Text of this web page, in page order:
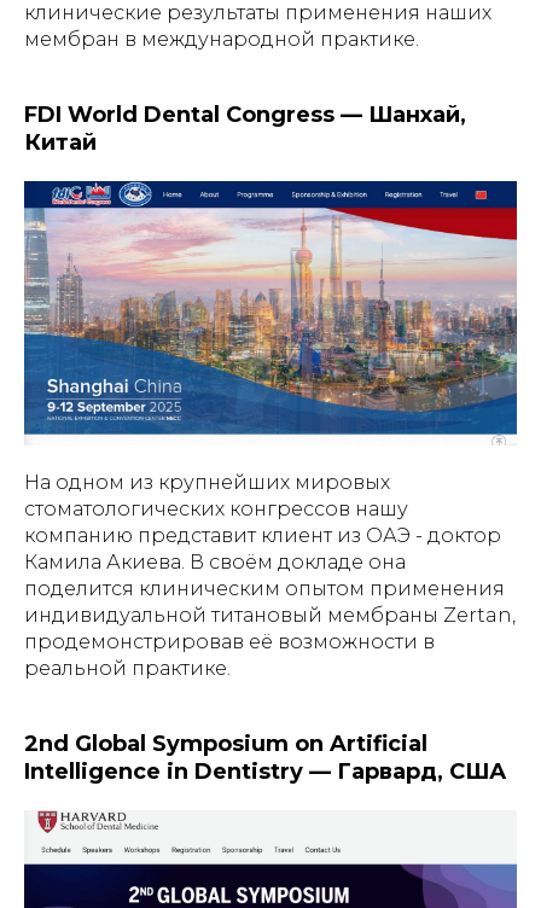
клинические результаты применения наших
мембран в международной практике.
FDI World Dental Congress — Шанхай,
Китай
На одном из крупнейших мировых
стоматологических конгрессов нашу
компанию представит клиент из ОАЭ - доктор
Камила Акиева. В своём докладе она
поделится клиническим опытом применения
индивидуальной титановый мембраны Zertan,
продемонстрировав её возможности в
реальной практике.
2nd Global Symposium on Artificial
Intelligence in Dentistry — Гарвард, США